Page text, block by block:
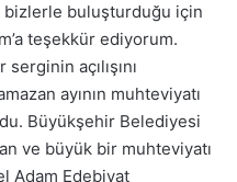
buluşturduğu için
teşekkür ediyorum.
açılışını
ayının muhteviyatı
Büyükşehir Belediyesi
ve büyük bir muhteviyatı
Adam Edebiyat